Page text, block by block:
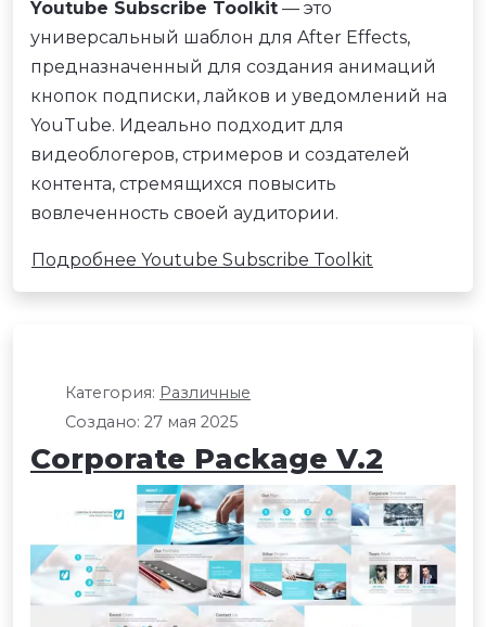
Youtube Subscribe Toolkit — это
универсальный шаблон для After Effects,
предназначенный для создания анимаций
кнопок подписки, лайков и уведомлений на
YouTube. Идеально подходит для
видеоблогеров, стримеров и создателей
контента, стремящихся повысить
вовлеченность своей аудитории.
Подробнее Youtube Subscribe Toolkit
Категория: Различные
Создано: 27 мая 2025
Corporate Package V.2